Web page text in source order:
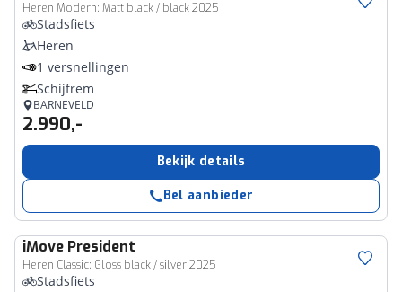
Heren Modern: Matt black / black 2025
Stadsfiets
Heren
1 versnellingen
Schijfrem
BARNEVELD
2.990,-
Bekijk details
Bel aanbieder
iMove President
Heren Classic: Gloss black / silver 2025
Stadsfiets